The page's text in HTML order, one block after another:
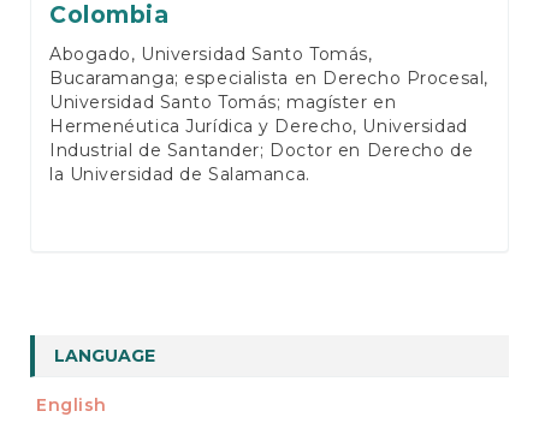
Colombia
Abogado, Universidad Santo Tomás,
Bucaramanga; especialista en Derecho Procesal,
Universidad Santo Tomás; magíster en
Hermenéutica Jurídica y Derecho, Universidad
Industrial de Santander; Doctor en Derecho de
la Universidad de Salamanca.
LANGUAGE
English